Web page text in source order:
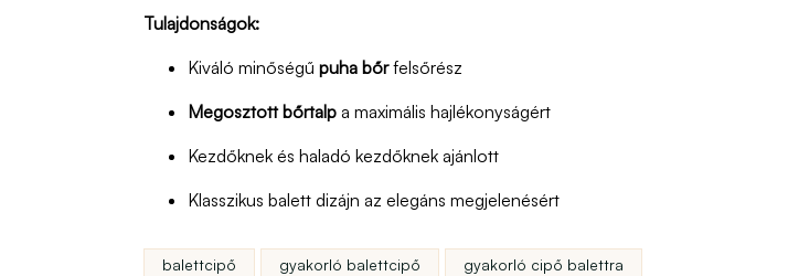
Tulajdonságok:
Kiváló minőségű puha bőrfelsőrész
Megosztott bőrtalp a maximális hajlékonyságért
Kezdőknek és haladó kezdőknek ajánlott
Klasszikus balett dizájn az elegáns megjelenésért
balettcipő gyakorló balettcipő gyakorló cipő balettra